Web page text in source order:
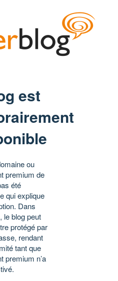
est
ou
premium de
été
qui explique
Dans
le blog peut
protégé par
rendant
tant que
premium n’a